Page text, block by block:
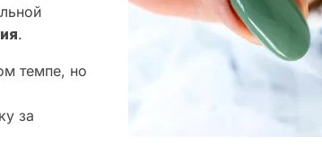
.
темпе, но
за